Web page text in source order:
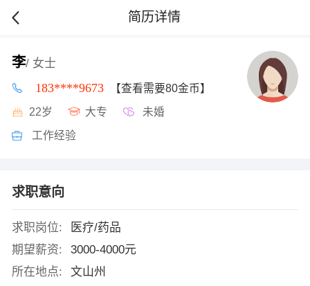
简历详情
李/ 女士
183****9673 【查看需要80金币】
22岁 大专 未婚
工作经验
求职意向
求职岗位:
医疗/药品
期望薪资:
3000-4000元
所在地点:
文山州